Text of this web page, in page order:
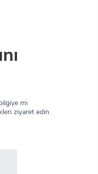
mi
ziyaret edin.